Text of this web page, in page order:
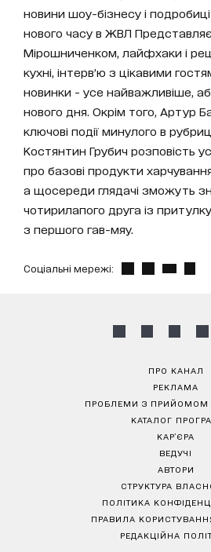
новини шоу-бізнесу і
нового часу в ЖВЛ Представляє
Мірошниченком, лайфхаки і
кухні, інтерв’ю з цікавими
новинки - усе найважливіше,
нового дня. Окрім того, Артур
ключові події минулого в
Костянтин Грубич розповість
про базові продукти
а щосереди глядачі зможуть
чотирилапого друга із
з першого гав-мяу.
Соціальні мережі:
ПРО КАНАЛ
РЕКЛАМА
ПРОБЛЕМИ З ПРИЙОМОМ
КАТАЛОГ
КАР’ЄРА
ВЕДУЧІ
АВТОРИ
СТРУКТУРА
ПОЛІТИКА
ПРАВИЛА
РЕДАКЦІЙНА